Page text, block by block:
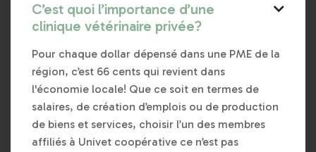
C’est quoi l’importance d’une
clinique vétérinaire privée?

Pour chaque dollar dépensé dans une PME de la
région, c’est 66 cents qui revient dans
l'économie locale! Que ce soit en termes de
salaires, de création d’emplois ou de production
de biens et services, choisir l’un des membres
affiliés à Univet coopérative ce n’est pas